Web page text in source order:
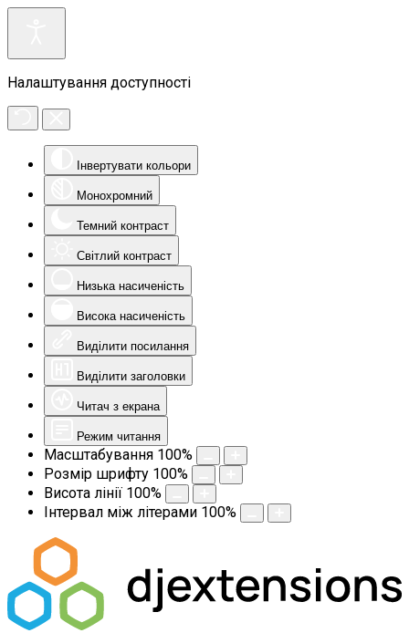
Налаштування доступності
Інвертувати кольори
Монохромний
Темний контраст
Світлий контраст
Низька насиченість
Висока насиченість
Виділити посилання
Виділити заголовки
Читач з екрана
Режим читання
Масштабування 100%
Розмір шрифту 100%
Висота лінії 100%
Інтервал між літерами 100%